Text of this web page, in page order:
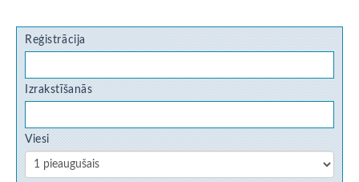
Reģistrācija
Izrakstīšanās
Viesi